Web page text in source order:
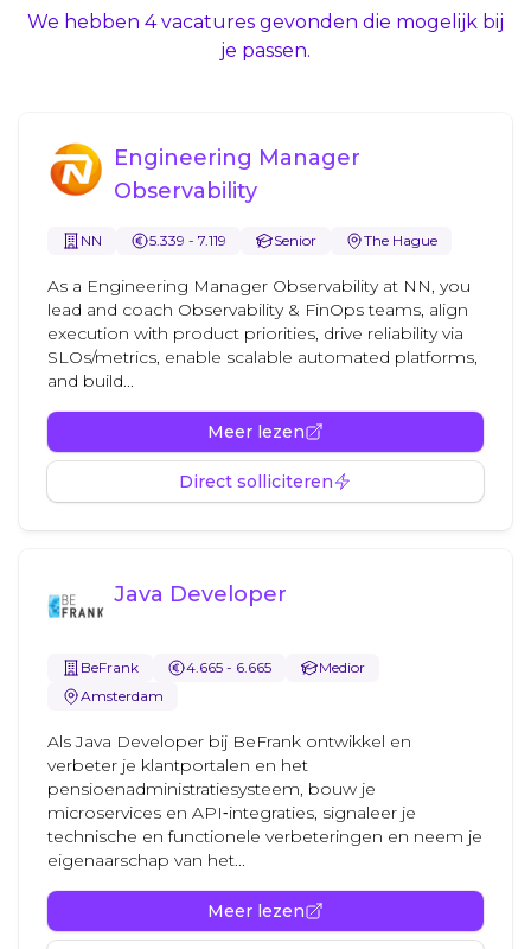
We hebben 4 vacatures gevonden die mogelijk bij
je passen.
Engineering Manager
Observability
NN 5.339 - 7.119 Senior The Hague
As a Engineering Manager Observability at NN, you
lead and coach Observability & FinOps teams, align
execution with product priorities, drive reliability via
SLOs/metrics, enable scalable automated platforms,
and build...
Meer lezen
Direct solliciteren
Java Developer
BeFrank 4.665 - 6.665
Medior
Amsterdam
Als Java Developer bij BeFrank ontwikkel en
verbeter je klantportalen en het
pensioenadministratiesysteem, bouw je
microservices en API‑integraties, signaleer je
technische en functionele verbeteringen en neem je
eigenaarschap van het...
Meer lezen